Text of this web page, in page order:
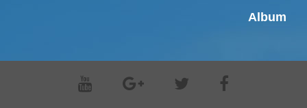
Album